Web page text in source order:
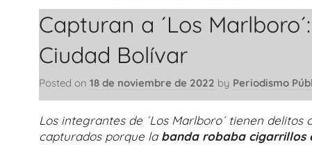
Capturan a ´Los
Ciudad Bolívar
Posted on 18 de noviembre de 2022 by Periodismo
Los integrantes de ´Los Marlboro´ tienen
capturados porque la banda robaba cigarrillos